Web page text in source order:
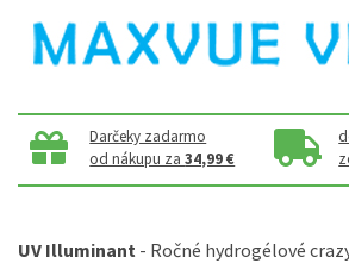
Darčeky zadarmo
od nákupu za34,99 €
UV Illuminant - Ročné hydrogélové